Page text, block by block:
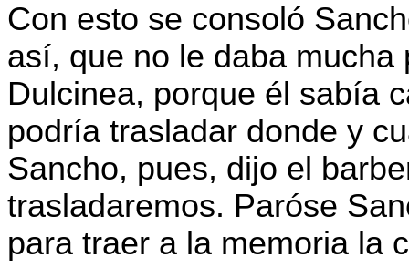
Con esto se consoló
así, que no le daba
Dulcinea, porque él sabía
podría trasladar donde y
Sancho, pues, dijo el
trasladaremos. Paróse
para traer a la memoria la